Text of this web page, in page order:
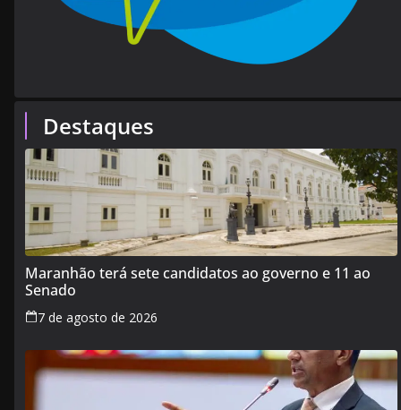
Destaques
Maranhão terá sete candidatos ao governo e 11 ao
Senado
7 de agosto de 2026